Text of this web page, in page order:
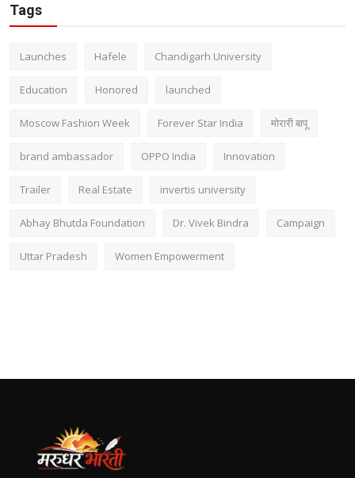
Tags
Launches Hafele Chandigarh University
Education Honored launched
Moscow Fashion Week Forever Star India मोरारी बापू
brand ambassador OPPO India Innovation
Trailer Real Estate invertis university
Abhay Bhutda Foundation Dr. Vivek Bindra Campaign
Uttar Pradesh Women Empowerment